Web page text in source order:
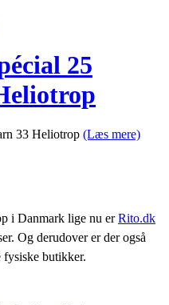
25
33 Heliotrop (Læs mere)
i Danmark lige nu erRito.dk
Og derudover er der også
fysiske butikker.